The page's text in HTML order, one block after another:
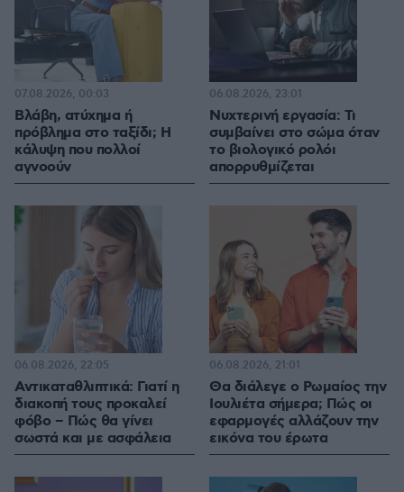
Βλάβη, ατύχημα ή
πρόβλημα στο ταξίδι; Η
κάλυψη που πολλοί
αγνοούν
07.08.2026, 00:03
Νυχτερινή εργασία: Τι
συμβαίνει στο σώμα όταν
το βιολογικό ρολόι
απορρυθμίζεται
06.08.2026, 23:01
Αντικαταθλιπτικά: Γιατί η
διακοπή τους προκαλεί
φόβο – Πώς θα γίνει
σωστά και με ασφάλεια
06.08.2026, 22:05
Θα διάλεγε ο Ρωμαίος την
Ιουλιέτα σήμερα; Πώς οι
εφαρμογές αλλάζουν την
εικόνα του έρωτα
06.08.2026, 21:01